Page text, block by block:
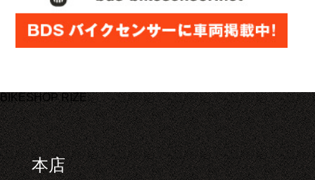
BIKESHOP RIZE
本店